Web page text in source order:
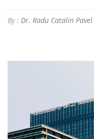
By : Dr. Radu Catalin Pavel